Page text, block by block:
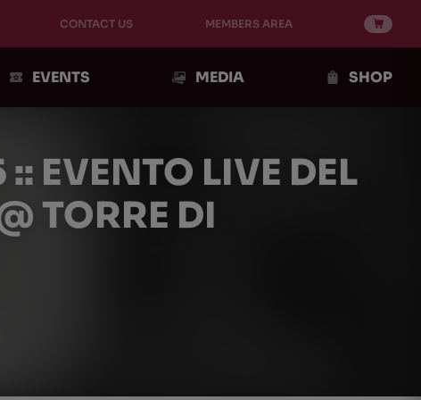
CONTACT US MEMBERS AREA
EVENTS MEDIA SHOP
EVENTO LIVE DEL
TORRE DI